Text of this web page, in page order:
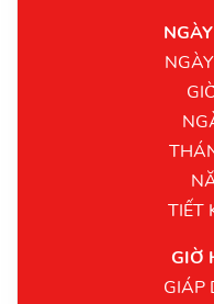
TIẾT
GIỜ
GIÁP